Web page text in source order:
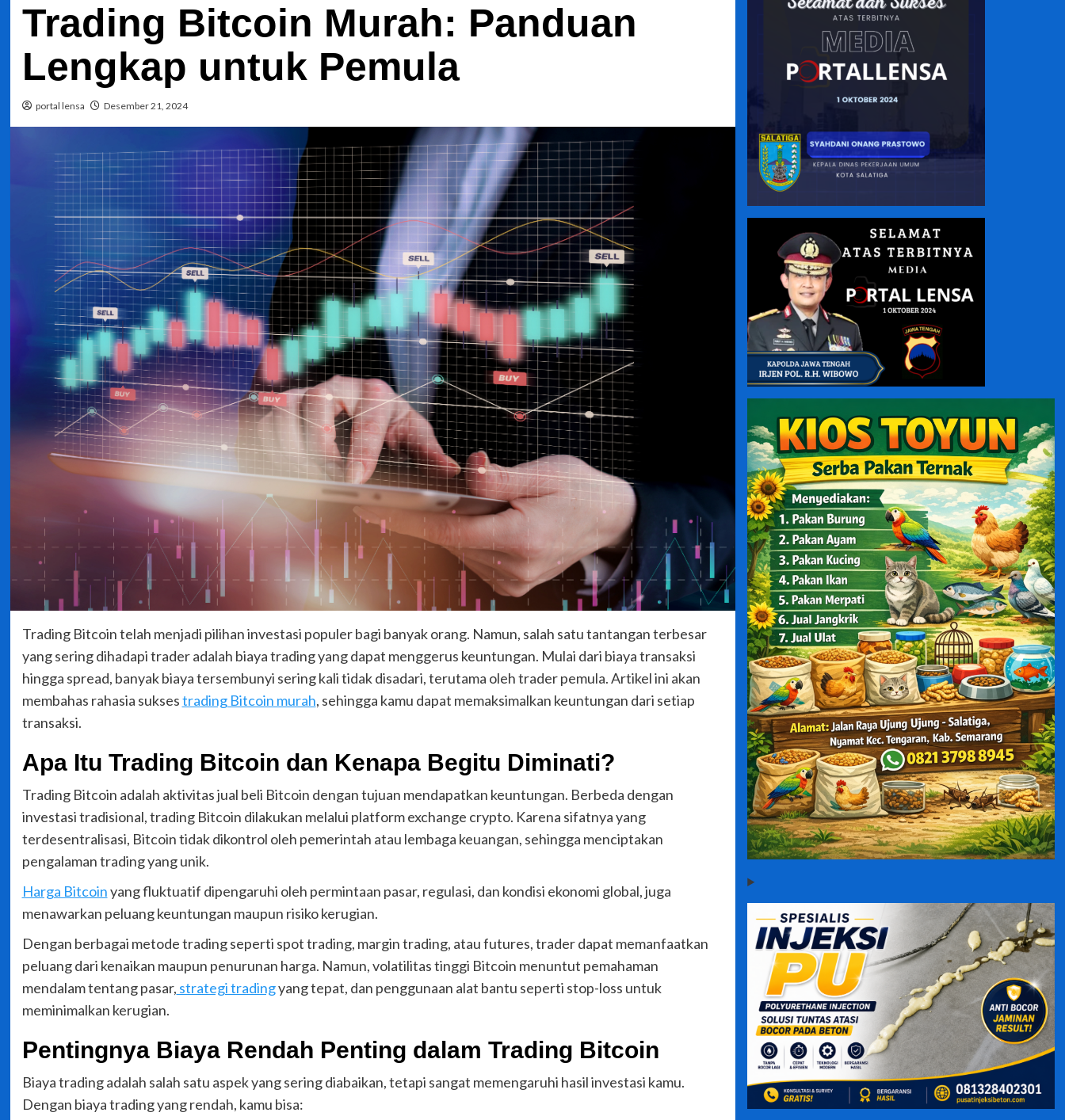
Trading Bitcoin Murah: Panduan
Lengkap untuk Pemula
portal lensa Desember 21, 2024
Trading Bitcoin telah menjadi pilihan investasi populer bagi banyak orang. Namun, salah satu tantangan terbesar
yang sering dihadapi trader adalah biaya trading yang dapat menggerus keuntungan. Mulai dari biaya transaksi
hingga spread, banyak biaya tersembunyi sering kali tidak disadari, terutama oleh trader pemula. Artikel ini akan
membahas rahasia suksestrading Bitcoin murah, sehingga kamu dapat memaksimalkan keuntungan dari setiap
transaksi.
Apa Itu Trading Bitcoin dan Kenapa Begitu Diminati?
Trading Bitcoin adalah aktivitas jual beli Bitcoin dengan tujuan mendapatkan keuntungan. Berbeda dengan
investasi tradisional, trading Bitcoin dilakukan melalui platform exchange crypto. Karena sifatnya yang
terdesentralisasi, Bitcoin tidak dikontrol oleh pemerintah atau lembaga keuangan, sehingga menciptakan
pengalaman trading yang unik.
Harga Bitcoinyang fluktuatif dipengaruhi oleh permintaan pasar, regulasi, dan kondisi ekonomi global, juga
menawarkan peluang keuntungan maupun risiko kerugian.
Dengan berbagai metode trading seperti spot trading, margin trading, atau futures, trader dapat memanfaatkan
peluang dari kenaikan maupun penurunan harga. Namun, volatilitas tinggi Bitcoin menuntut pemahaman
mendalam tentang pasar, strategi tradingyang tepat, dan penggunaan alat bantu seperti stop-loss untuk
meminimalkan kerugian.
Pentingnya Biaya Rendah Penting dalam Trading Bitcoin
Biaya trading adalah salah satu aspek yang sering diabaikan, tetapi sangat memengaruhi hasil investasi kamu.
Dengan biaya trading yang rendah, kamu bisa: